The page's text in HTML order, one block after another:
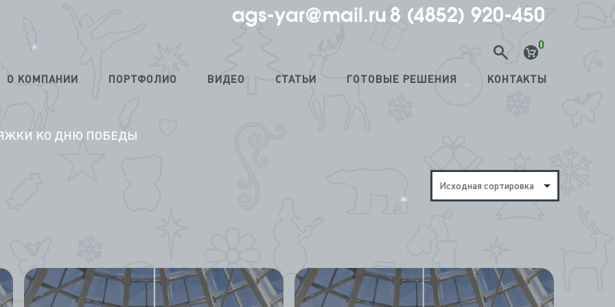
ags-yar@mail.ru 8 (4852) 920-450
0
О КОМПАНИИ ПОРТФОЛИО ВИДЕО СТАТЬИ ГОТОВЫЕ РЕШЕНИЯ КОНТАКТЫ
КО ДНЮ ПОБЕДЫ